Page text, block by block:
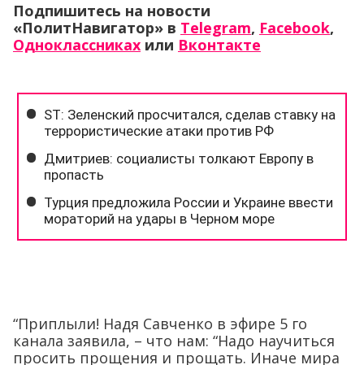
Подпишитесь на новости
«ПолитНавигатор» в Telegram, Facebook,
Одноклассниках или Вконтакте
“Приплыли! Надя Савченко в эфире 5 го
канала заявила, – что нам: “Надо научиться
просить прощения и прощать. Иначе мира